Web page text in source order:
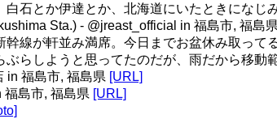
石とか伊達とか、北海道にいたときになじ
Sta.) - @jreast_official in 福島市, 福島県
幹線が軒並み満席。今日までお盆休み取って
ぶらしようと思ってたのだが、雨だから移動
in 福島市, 福島県 [URL]
福島市, 福島県 [URL]